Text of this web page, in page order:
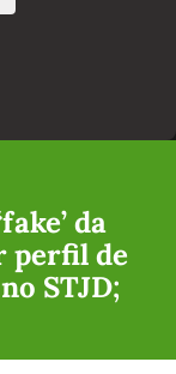
da
perfil de
STJD;